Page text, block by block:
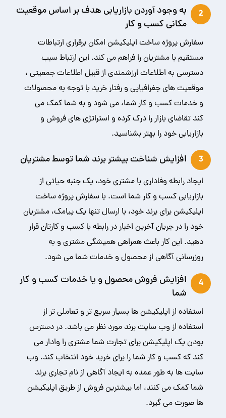
2
به وجود آوردن بازاریابی هدف بر اساس موقعیت
مکانی کسب و کار
سفارش پروژه ساخت اپلیکیشن امکان برقراری ارتباطات
مستقیم با مشتریان را فراهم می کند. این ارتباط سبب
دسترسی به اطلاعات ارزشمندی از قبیل اطلاعات جمعیتی ،
موقعیت های جغرافیایی و رفتار خرید با توجه به محصولات
و خدمات کسب و کار شما، می شود و به شما کمک می
کند تقاضای بازار را درک کرده و استراتژی های فروش و
بازاریابی خود را بهتر بشناسید.
3 افزایش شناخت بیشتر برند شما توسط مشتریان
ایجاد رابطه وفاداری با مشتری خود، یک جنبه حیاتی از
بازاریابی کسب و کار شما است. با سفارش پروژه ساخت
اپلیکیشن برای برند خود، با ارسال تنها یک پیامک، مشتریان
خود را در جریان آخرین اخبار در رابطه با کسب و کارتان قرار
دهید. این کار باعث همراهی همیشگی مشتری و به
روزرسانی آگاهی از محصول و خدمات شما می شود.
4
افزایش فروش محصول و یا خدمات کسب و کار
شما
استفاده از اپلیکیشن ها بسیار سریع تر و تعاملی تر از
استفاده از وب سایت برند مورد نظر می باشد. در دسترس
بودن یک اپلیکیشن برای تجارت شما مشتری را وادار می
کند که کسب و کار شما را برای خرید خود انتخاب کند. وب
سایت ها به طور عمده به ایجاد آگاهی از نام تجاری برند
شما کمک می کنند، اما بیشترین فروش از طریق اپلیکیشن
ها صورت می گیرد.